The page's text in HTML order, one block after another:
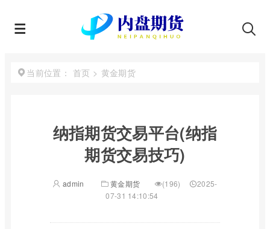
当前位置： 首页 > 黄金期货
纳指期货交易平台(纳指
期货交易技巧)
admin 黄金期货 (196)
2025-
07-31 14:10:54